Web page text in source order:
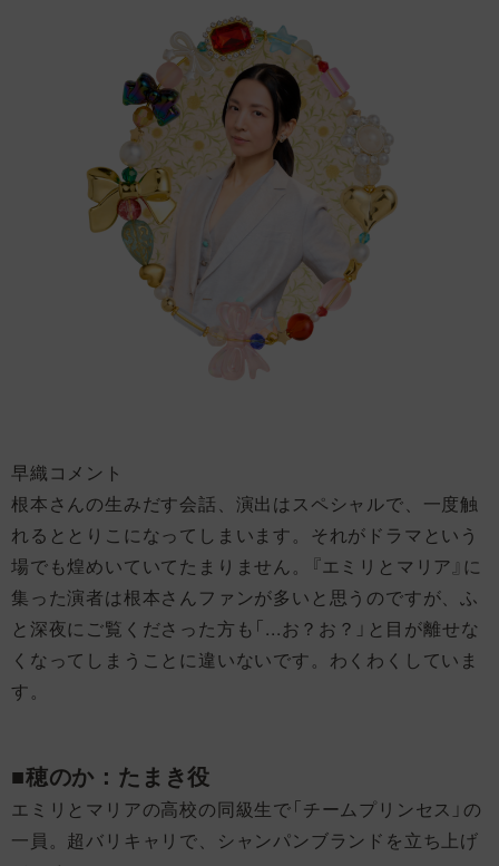
早織コメント
根本さんの生みだす会話、演出はスペシャルで、一度触
れるととりこになってしまいます。それがドラマという
場でも煌めいていてたまりません。『エミリとマリア』に
集った演者は根本さんファンが多いと思うのですが、ふ
と深夜にご覧くださった方も「...お？お？」と目が離せな
くなってしまうことに違いないです。わくわくしていま
す。
■穂のか：たまき役
エミリとマリアの高校の同級生で「チームプリンセス」の
一員。超バリキャリで、シャンパンブランドを立ち上げ